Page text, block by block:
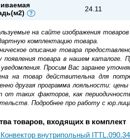
?
24.11
на сайте изображения
комплектацию товара.
описание товара
появления товара в нашем каталоге.
Просим Вас заранее
на товар действительна для
другая программа лояльности:
от таких факторов, как
Подробнее про работу с
товаров, входящих в комплект
внутрипольный